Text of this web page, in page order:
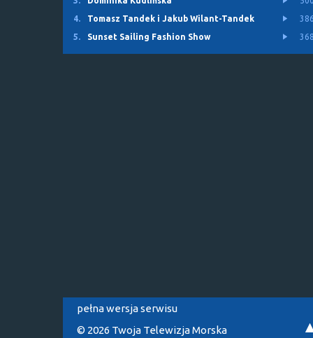
4.
Tomasz Tandek i Jakub Wilant-Tandek
5.
Sunset Sailing Fashion Show
pełna wersja serwisu
© 2026 Twoja Telewizja Morska